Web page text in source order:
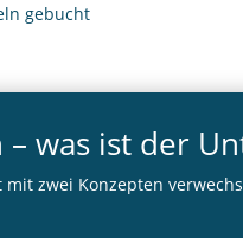
gebucht
was ist der
zwei Konzepten